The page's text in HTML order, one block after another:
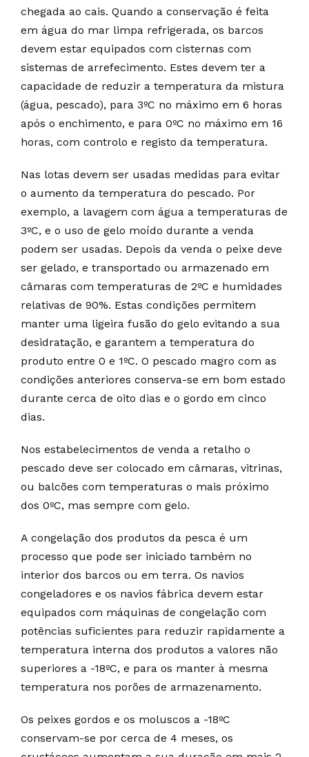
chegada ao cais. Quando a conservação é feita
em água do mar limpa refrigerada, os barcos
devem estar equipados com cisternas com
sistemas de arrefecimento. Estes devem ter a
capacidade de reduzir a temperatura da mistura
(água, pescado), para 3ºC no máximo em 6 horas
após o enchimento, e para 0ºC no máximo em 16
horas, com controlo e registo da temperatura.
Nas lotas devem ser usadas medidas para evitar
o aumento da temperatura do pescado. Por
exemplo, a lavagem com água a temperaturas de
3ºC, e o uso de gelo moído durante a venda
podem ser usadas. Depois da venda o peixe deve
ser gelado, e transportado ou armazenado em
câmaras com temperaturas de 2ºC e humidades
relativas de 90%. Estas condições permitem
manter uma ligeira fusão do gelo evitando a sua
desidratação, e garantem a temperatura do
produto entre 0 e 1ºC. O pescado magro com as
condições anteriores conserva-se em bom estado
durante cerca de oito dias e o gordo em cinco
dias.
Nos estabelecimentos de venda a retalho o
pescado deve ser colocado em câmaras, vitrinas,
ou balcões com temperaturas o mais próximo
dos 0ºC, mas sempre com gelo.
A congelação dos produtos da pesca é um
processo que pode ser iniciado também no
interior dos barcos ou em terra. Os navios
congeladores e os navios fábrica devem estar
equipados com máquinas de congelação com
potências suficientes para reduzir rapidamente a
temperatura interna dos produtos a valores não
superiores a -18ºC, e para os manter à mesma
temperatura nos porões de armazenamento.
Os peixes gordos e os moluscos a -18ºC
conservam-se por cerca de 4 meses, os